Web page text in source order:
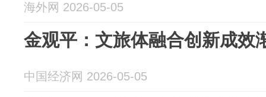
海外网 2026-05-05
金观平：文旅体融合创新成效
中国经济网 2026-05-05